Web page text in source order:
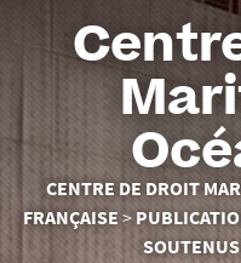
Vous
êtes
ici :
CENTRE DE DROIT
FRANÇAISE